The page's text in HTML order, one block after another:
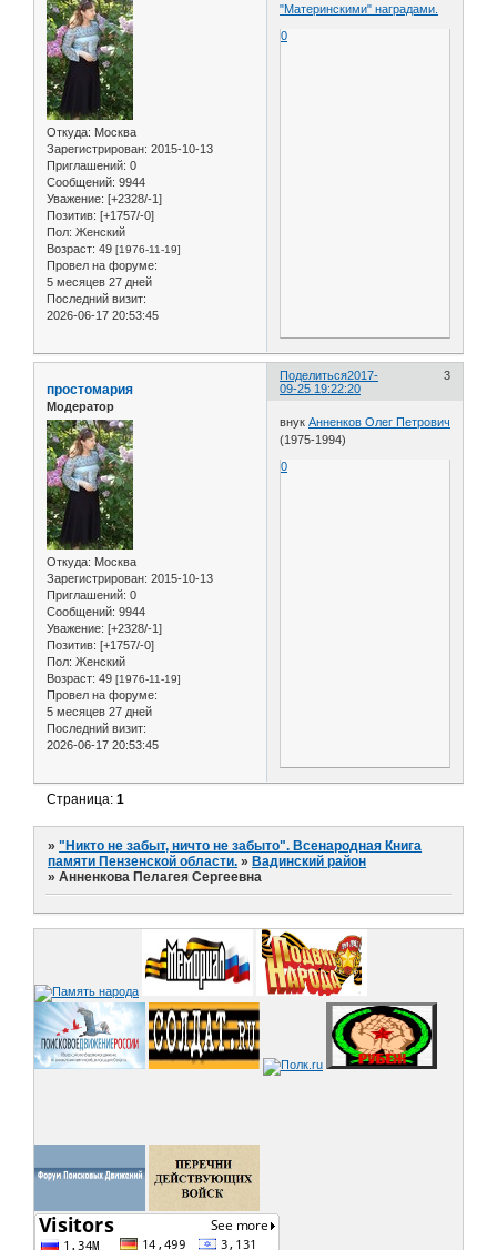
Откуда: Москва
Зарегистрирован: 2015-10-13
Приглашений: 0
Сообщений: 9944
Уважение: [+2328/-1]
Позитив: [+1757/-0]
Пол: Женский
Возраст: 49 [1976-11-19]
Провел на форуме:
5 месяцев 27 дней
Последний визит:
2026-06-17 20:53:45
"Материнскими" наградами.
0
Поделиться 3
2017-
09-25 19:22:20
простомария
Модератор
Откуда: Москва
Зарегистрирован: 2015-10-13
Приглашений: 0
Сообщений: 9944
Уважение: [+2328/-1]
Позитив: [+1757/-0]
Пол: Женский
Возраст: 49 [1976-11-19]
Провел на форуме:
5 месяцев 27 дней
Последний визит:
2026-06-17 20:53:45
внукАнненков Олег Петрович
(1975-1994)
0
Страница:1
»"Никто не забыт, ничто не забыто". Всенародная Книга
памяти Пензенской области. » Вадинский район
»Анненкова Пелагея Сергеевна